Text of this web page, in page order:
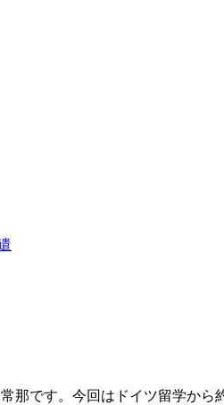
那です。今回はドイツ留学か